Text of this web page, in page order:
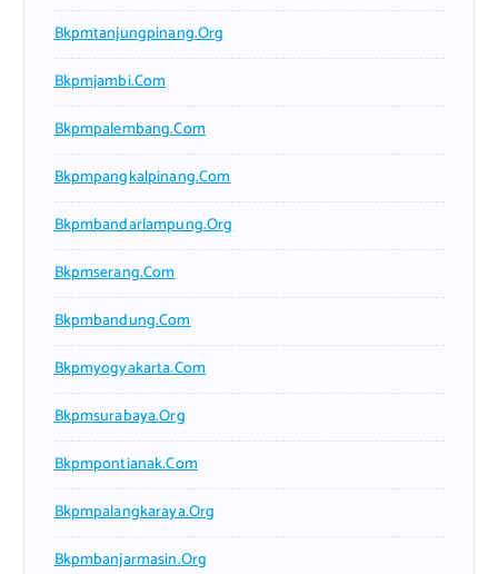
Bkpmtanjungpinang.org
Bkpmjambi.com
Bkpmpalembang.com
Bkpmpangkalpinang.com
Bkpmbandarlampung.org
Bkpmserang.com
Bkpmbandung.com
Bkpmyogyakarta.com
Bkpmsurabaya.org
Bkpmpontianak.com
Bkpmpalangkaraya.org
Bkpmbanjarmasin.org